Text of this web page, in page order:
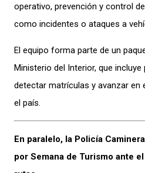
operativo, prevención y control
como incidentes o ataques a
El equipo forma parte de un
Ministerio del Interior, que
detectar matrículas y avanzar en
el país.
En paralelo, la Policía
por Semana de Turismo ante